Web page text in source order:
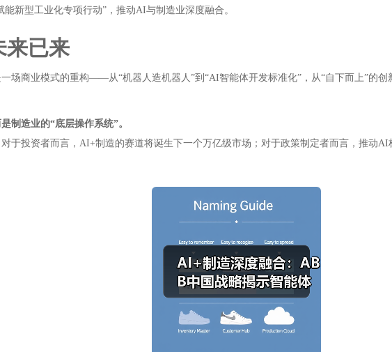
能新型工业化专项行动”，推动AI与制造业深度融合。
来已来
场商业模式的重构——从“机器人造机器人”到“AI智能体开发标准化”，从“自下而上”的
制造业的“底层操作系统”。
于投资者而言，AI+制造的赛道将诞生下一个万亿级市场；对于政策制定者而言，推动AI